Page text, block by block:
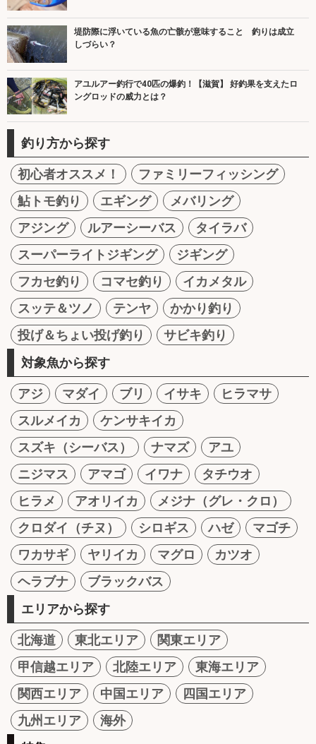
堤防際に浮いている魚の亡骸が意味すること 釣りは成立
しづらい？
アユルアー釣行で40匹の爆釣！【滋賀】 好釣果を支えたロ
ングロッドの威力とは？
釣り方から探す
初心者オススメ！
ファミリーフィッシング
鮎トモ釣り
エギング
メバリング
アジング
ルアーシーバス
タイラバ
スーパーライトジギング
ジギング
フカセ釣り
コマセ釣り
イカメタル
スッテ＆ツノ
テンヤ
かかり釣り
投げ＆ちょい投げ釣り
サビキ釣り
対象魚から探す
アジ マダイ ブリ イサキ
ヒラマサ
スルメイカ
ケンサキイカ
スズキ（シーバス）
ナマズ
アユ
ニジマス
アマゴ イワナ
タチウオ
ヒラメ
アオリイカ
メジナ（グレ・クロ）
クロダイ（チヌ）
シロギス ハゼ
マゴチ
ワカサギ
ヤリイカ マグロ
カツオ
ヘラブナ
ブラックバス
エリアから探す
北海道 東北エリア
関東エリア
甲信越エリア
北陸エリア
東海エリア
関西エリア
中国エリア
四国エリア
九州エリア
海外